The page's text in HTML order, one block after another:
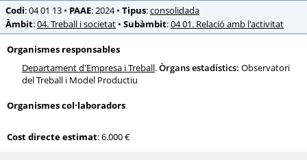
Codi: 04 01 13 • PAAE: 2024• Tipus:consolidada
Àmbit:04. Treball i societat • Subàmbit:04 01. Relació amb l'activitat
Organismes responsables
Departament d'Empresa i Treball.Òrgans estadístics: Observatori
del Treball i Model Productiu
Organismes col·laboradors
Cost directe estimat: 6.000 €